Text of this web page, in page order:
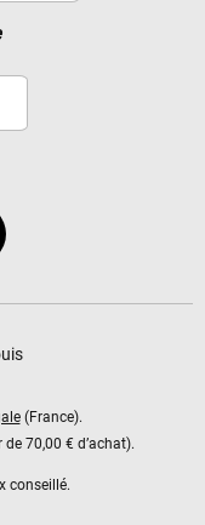
(France).
70,00 € d’achat).
conseillé.